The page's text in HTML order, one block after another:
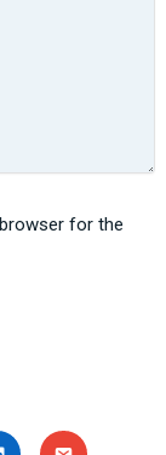
for the